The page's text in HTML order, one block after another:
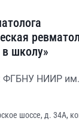
школу»
ФГБНУ НИИР
шоссе, д. 34А,